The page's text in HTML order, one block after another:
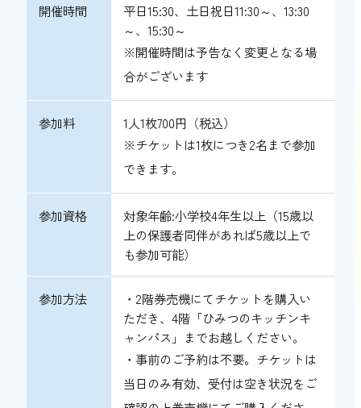
開催時間
平日15:30、土日祝日11:30～、13:30
～、15:30～
※開催時間は予告なく変更となる場
合がございます
参加料 1人1枚700円 （税込）
※チケットは1枚につき2名まで参加
できます。
参加資格
対象年齢:小学校4年生以上（15歳以
上の保護者同伴があれば5歳以上で
も参加可能）
参加方法
・2階券売機にてチケットを購入い
ただき、4階「ひみつのキッチンキ
ャンパス」までお越しください。
・事前のご予約は不要。チケットは
当日のみ有効、受付は空き状況をご